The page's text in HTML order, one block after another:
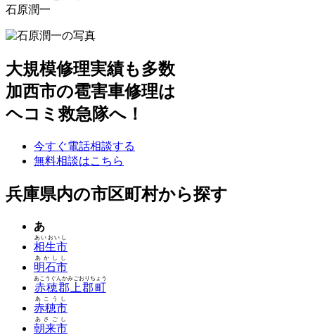
石原潤一
大規模修理実績も多数
加西市の雹害車修理は
ヘコミ救急隊へ！
今すぐ電話相談する
無料相談はこちら
兵庫県内の市区町村から探す
あ
相生市
あいおいし
明石市
あかしし
赤穂郡上郡町
あこうぐんかみごおりちょう
赤穂市
あこうし
朝来市
あさごし